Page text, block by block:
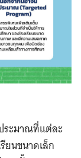
ระมาณที่แต่ละ
ยนขนาดเล็ก